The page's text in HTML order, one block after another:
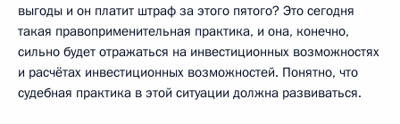
выгоды и он платит штраф за этого пятого? Это сегодня
такая правоприменительная практика, и она, конечно,
сильно будет отражаться на инвестиционных возможностях
и расчётах инвестиционных возможностей. Понятно, что
судебная практика в этой ситуации должна развиваться.